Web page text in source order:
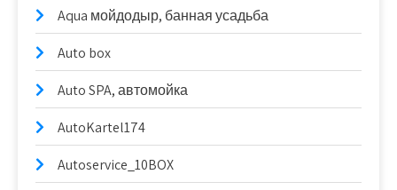
Aqua мойдодыр, банная усадьба
Auto box
Auto SPA, автомойка
AutoKartel174
Autoservice_10BOX